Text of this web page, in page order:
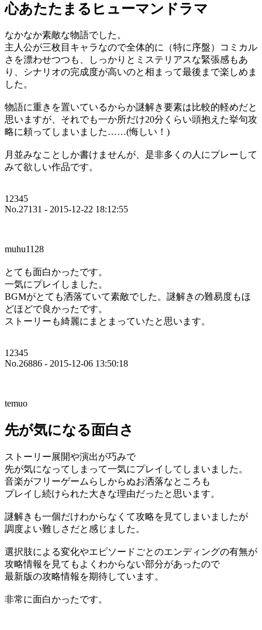
心あたたまるヒューマンドラマ
なかなか素敵な物語でした。
主人公が三枚目キャラなので全体的に（特に序盤）コミカル
さを漂わせつつも、しっかりとミステリアスな緊張感もあ
り、シナリオの完成度が高いのと相まって最後まで楽しめま
した。
物語に重きを置いているからか謎解き要素は比較的軽めだと
思いますが、それでも一か所だけ20分くらい頭抱えた挙句攻
略に頼ってしまいました……(悔しい！)
月並みなことしか書けませんが、是非多くの人にプレーして
みて欲しい作品です。
12345
No.27131 - 2015-12-22 18:12:55
muhu1128
とても面白かったです。
一気にプレイしました。
BGMがとても洒落ていて素敵でした。謎解きの難易度もほ
どほどで良かったです。
ストーリーも綺麗にまとまっていたと思います。
12345
No.26886 - 2015-12-06 13:50:18
temuo
先が気になる面白さ
ストーリー展開や演出が巧みで
先が気になってしまって一気にプレイしてしまいました。
音楽がフリーゲームらしからぬお洒落なところも
プレイし続けられた大きな理由だったと思います。
謎解きも一個だけわからなくて攻略を見てしまいましたが
調度よい難しさだと感じました。
選択肢による変化やエピソードごとのエンディングの有無が
攻略情報を見てもよくわからない部分があったので
最新版の攻略情報を期待しています。
非常に面白かったです。